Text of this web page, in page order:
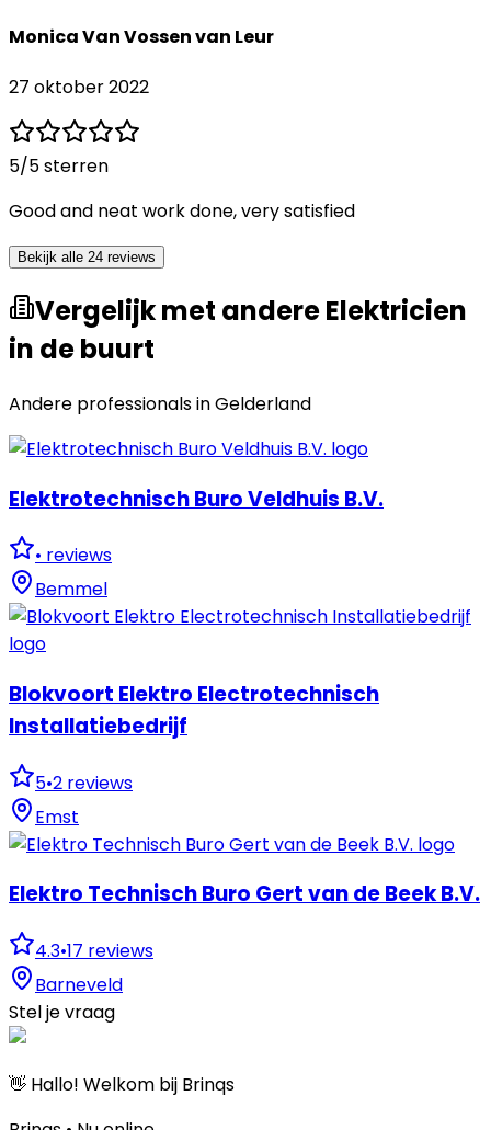
Monica Van Vossen van Leur
27 oktober 2022
5/5 sterren
Good and neat work done, very satisfied
Bekijk alle 24 reviews
Vergelijk met andere Elektricien
in de buurt
Andere professionals inGelderland
Elektrotechnisch Buro Veldhuis B.V.
• reviews
Bemmel
Blokvoort Elektro Electrotechnisch
Installatiebedrijf
5•2 reviews
Emst
Elektro Technisch Buro Gert van de Beek B.V.
4.3•17 reviews
Barneveld
Stel je vraag
👋 Hallo! Welkom bij Brinqs